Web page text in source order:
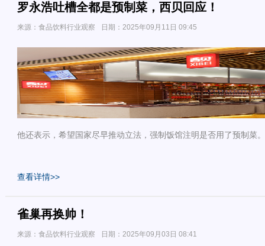
罗永浩吐槽全都是预制菜，西贝回应！
来源：食品饮料行业观察 日期：2025年09月11日 09:45
他还表示，希望国家尽早推动立法，强制饭馆注明是否用了预制菜。
查看详情>>
雀巢再换帅！
来源：食品饮料行业观察 日期：2025年09月03日 08:41